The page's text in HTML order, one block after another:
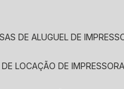
DE ALUGUEL DE
DE LOCAÇÃO DE